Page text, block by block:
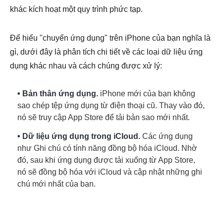
khác kích hoạt một quy trình phức tạp.
Để hiểu "chuyển ứng dụng" trên iPhone của bạn nghĩa là
gì, dưới đây là phân tích chi tiết về các loại dữ liệu ứng
dụng khác nhau và cách chúng được xử lý:
• Bản thân ứng dụng. iPhone mới của bạn không
sao chép tệp ứng dụng từ điện thoại cũ. Thay vào đó,
nó sẽ truy cập App Store để tải bản sao mới nhất.
• Dữ liệu ứng dụng trong iCloud. Các ứng dụng
như Ghi chú có tính năng đồng bộ hóa iCloud. Nhờ
đó, sau khi ứng dụng được tải xuống từ App Store,
nó sẽ đồng bộ hóa với iCloud và cập nhật những ghi
chú mới nhất của bạn.